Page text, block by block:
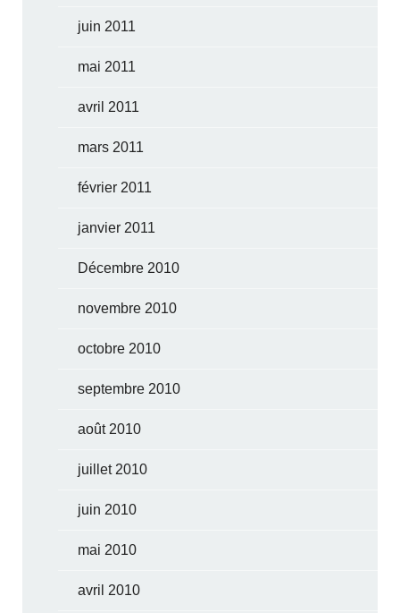
juin 2011
mai 2011
avril 2011
mars 2011
février 2011
janvier 2011
Décembre 2010
novembre 2010
octobre 2010
septembre 2010
août 2010
juillet 2010
juin 2010
mai 2010
avril 2010